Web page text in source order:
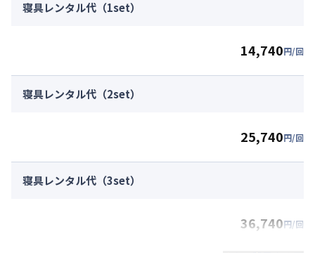
寝具レンタル代（1set）
14,740円/回
寝具レンタル代（2set）
25,740円/回
寝具レンタル代（3set）
36,740円/回